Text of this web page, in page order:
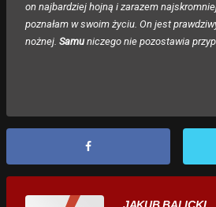
on najbardziej hojną i zarazem
poznałam w swoim życiu. On jest
nożnej. Samu niczego nie pozostawia